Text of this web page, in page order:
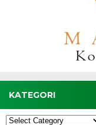
KATEGORI
Kategori